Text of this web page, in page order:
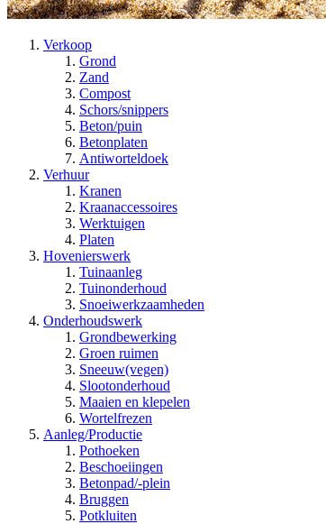
Verkoop
Grond
Zand
Compost
Schors/snippers
Beton/puin
Betonplaten
Antiworteldoek
Verhuur
Kranen
Kraanaccessoires
Werktuigen
Platen
Hovenierswerk
Tuinaanleg
Tuinonderhoud
Snoeiwerkzaamheden
Onderhoudswerk
Grondbewerking
Groen ruimen
Sneeuw(vegen)
Slootonderhoud
Maaien en klepelen
Wortelfrezen
Aanleg/Productie
Pothoeken
Beschoeiingen
Betonpad/-plein
Bruggen
Potkluiten